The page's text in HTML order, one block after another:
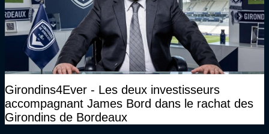
Girondins4Ever - Les deux investisseurs
accompagnant James Bord dans le rachat des
Girondins de Bordeaux